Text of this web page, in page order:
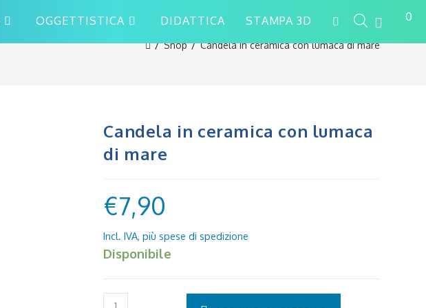
OGGETTISTICA DIDATTICA STAMPA 3D 0
/ Shop / Candela in ceramica con lumaca di mare
Candela in ceramica con lumaca
di mare
€7,90
Disponibile
Candela